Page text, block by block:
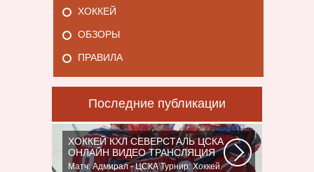
ХОККЕЙ
ОБЗОРЫ
ПРАВИЛА
Последние публикации
ХОККЕЙ КХЛ СЕВЕРСТАЛЬ ЦСКА
ОНЛАЙН ВИДЕО ТРАНСЛЯЦИЯ
Матч: Адмирал - ЦСКА Турнир: Хоккей.